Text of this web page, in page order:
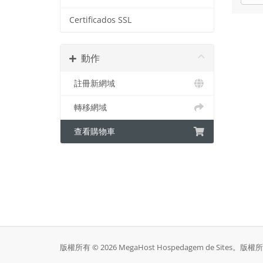
Certificados SSL
動作
註冊新網域
轉移網域
查看購物車
版權所有 © 2026 MegaHost Hospedagem de Sites。版權